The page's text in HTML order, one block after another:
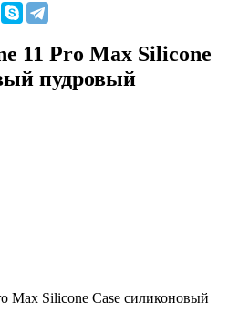
11 Pro Max Silicone
пудровый
Max Silicone Case силиконовый